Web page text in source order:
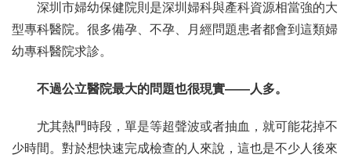
深圳市婦幼保健院則是深圳婦科與產科資源相當強的大
型專科醫院。很多備孕、不孕、月經問題患者都會到這類婦
幼專科醫院求診。
不過公立醫院最大的問題也很現實——人多。
尤其熱門時段，單是等超聲波或者抽血，就可能花掉不
少時間。對於想快速完成檢查的人來說，這也是不少人後來